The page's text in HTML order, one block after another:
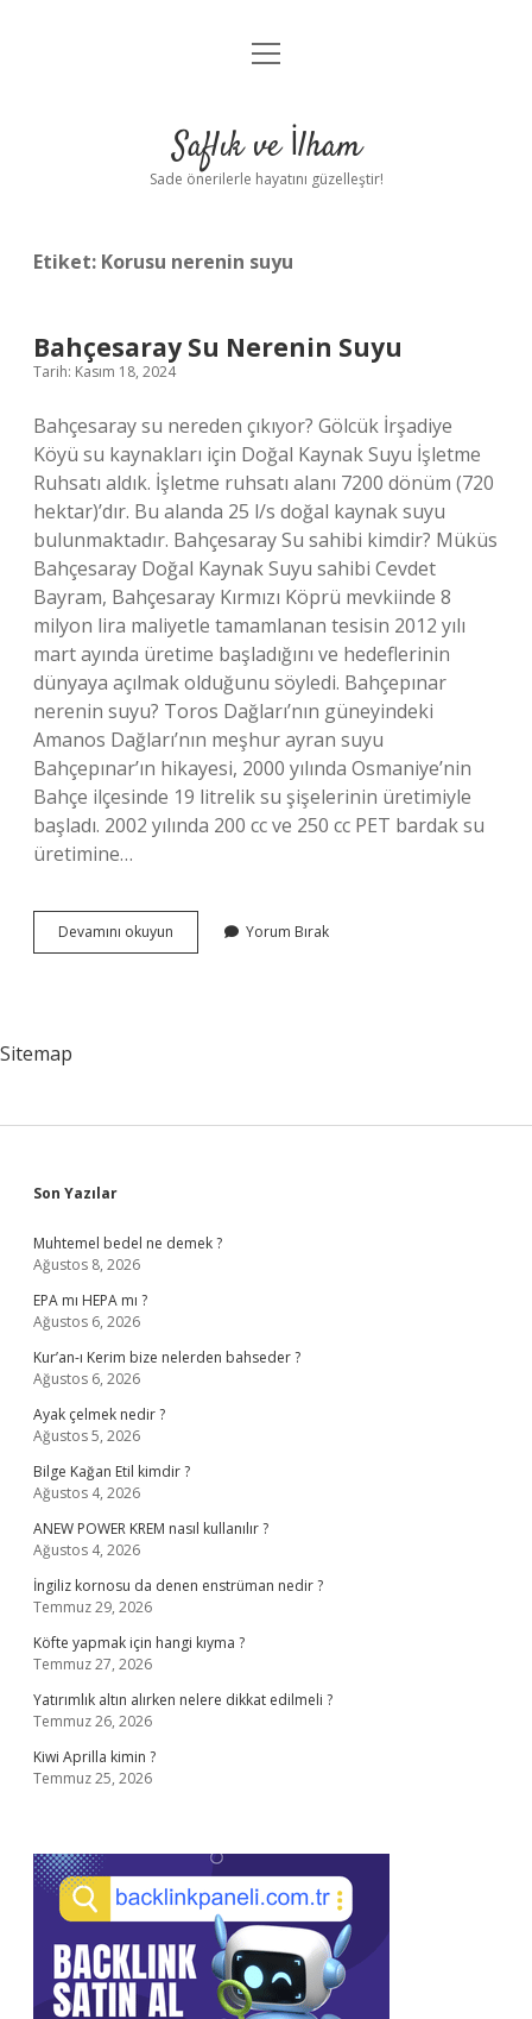
Anasayfa
Yasal Uyarı
menüyü
Saflık ve İlham
Sade önerilerle hayatını güzelleştir!
Etiket: Korusu nerenin suyu
Bahçesaray Su Nerenin Suyu
Tarih: Kasım 18, 2024
Bahçesaray su nereden çıkıyor? Gölcük İrşadiye
Köyü su kaynakları için Doğal Kaynak Suyu İşletme
Ruhsatı aldık. İşletme ruhsatı alanı 7200 dönüm (720
hektar)’dır. Bu alanda 25 l/s doğal kaynak suyu
bulunmaktadır. Bahçesaray Su sahibi kimdir? Müküs
Bahçesaray Doğal Kaynak Suyu sahibi Cevdet
Bayram, Bahçesaray Kırmızı Köprü mevkiinde 8
milyon lira maliyetle tamamlanan tesisin 2012 yılı
mart ayında üretime başladığını ve hedeflerinin
dünyaya açılmak olduğunu söyledi. Bahçepınar
nerenin suyu? Toros Dağları’nın güneyindeki
Amanos Dağları’nın meşhur ayran suyu
Bahçepınar’ın hikayesi, 2000 yılında Osmaniye’nin
Bahçe ilçesinde 19 litrelik su şişelerinin üretimiyle
başladı. 2002 yılında 200 cc ve 250 cc PET bardak su
üretimine…
Devamını okuyun Bahçesaray
Su
Yorum Bırak
Sitemap
Sidebar
Son Yazılar
Muhtemel bedel ne demek ?
Ağustos 8, 2026
EPA mı HEPA mı ?
Ağustos 6, 2026
Kur’an-ı Kerim bize nelerden bahseder ?
Ağustos 6, 2026
Ayak çelmek nedir ?
Ağustos 5, 2026
Bilge Kağan Etil kimdir ?
Ağustos 4, 2026
ANEW POWER KREM nasıl kullanılır ?
Ağustos 4, 2026
İngiliz kornosu da denen enstrüman nedir ?
Temmuz 29, 2026
Köfte yapmak için hangi kıyma ?
Temmuz 27, 2026
Yatırımlık altın alırken nelere dikkat edilmeli ?
Temmuz 26, 2026
Kiwi Aprilla kimin ?
Temmuz 25, 2026